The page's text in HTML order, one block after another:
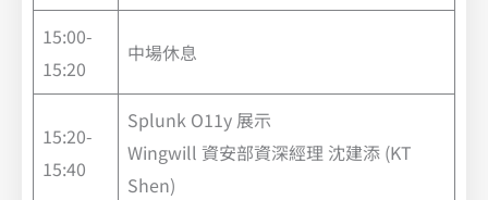
15:00-
15:20
中場休息
15:20-
15:40
Splunk O11y 展示
Wingwill 資安部資深經理 沈建添 (KT
Shen)